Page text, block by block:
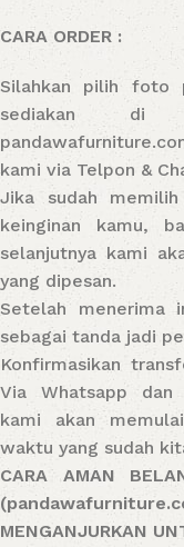
CARA ORDER :
Silahkan pilih foto
sediakan di
kami via Telpon &
Jika sudah
keinginan kamu,
selanjutnya kami
yang dipesan.
Setelah menerima
sebagai tanda jadi
Konfirmasikan
Via Whatsapp dan
kami akan
waktu yang sudah
CARA AMAN
MENGANJURKAN